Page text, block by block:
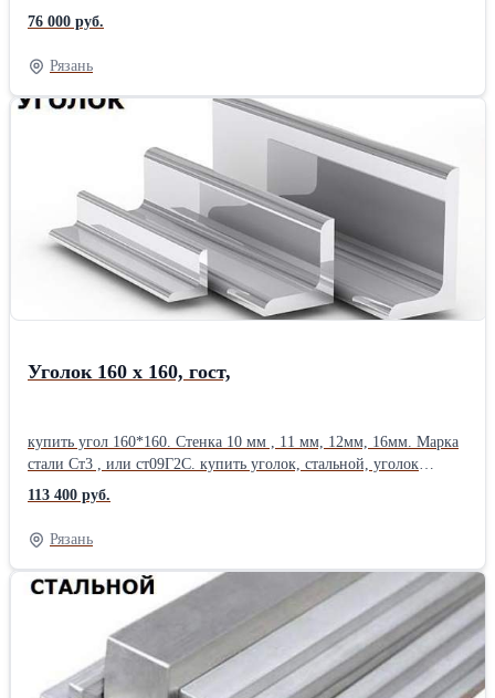
сталь 380-05. Постоянное наличие на складах. Вес уголка, вес
метра уголка, уголок цена ,уточняйте у менеджера. Отгрузка от
1 уголка . Резка уголков равнополочных, в размер с высокой
точностью , резка металла газом. Купить металл: труба стальная,
труба профильная, квадратная, прямоугольная, труба
оцинкованная, арматура 12 мм, арматура а1, проволока, полоса ,
квадрат ,труба металлическая, лист стальной , оцинковка,
швеллер , уголок, балка, двутавр, шестигранник Отгрузка
по весам. Сертификат. Доставка по Рязанской области. Есть
склады в 40 городах России. Отгрузка от 1 штуки, в розницу,
резка металла, размер швеллера, работаем с частниками. Уголок
15; 25х25; 32х32; 40х40; 45х45; 50х50; 63х63; 75х75; 80х80;
90х90; 100х100; 110х110; 125х125; 140х140; 160х160; 180х180;
200х200;Производитель: ЕВРАЗ НТМК
76 000 руб.
Рязань
Уголок 160 х 160, гост,
купить угол 160*160. Стенка 10 мм , 11 мм, 12мм, 16мм. Марка
стали Ст3 , или ст09Г2С. купить уголок, стальной, уголок
металлический , равнополочный, уголок гост 8509, уголок вес 1
метра гост, уголок цена за метр, уточняйте у
менеджера. Отгрузка от 1 уголка . Резка уголков
равнополочных, в размер с высокой точностью , резка металла
газом. Купить металл: труба стальная, труба профильная,
квадратная, прямоугольная, труба оцинкованная, арматура 12
мм, арматура а1, проволока, полоса , квадрат ,труба
металлическая, лист стальной , оцинковка, швеллер , уголок,
балка, двутавр, шестигранник Отгрузка по весам. Сертификат.
Доставка по области. Есть склады в 40 городах России. Отгрузка
113 400 руб.
Рязань